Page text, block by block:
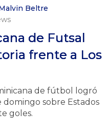
Beltre
de Futsal
frente a Los
de fútbol logró
sobre Estados
goles.